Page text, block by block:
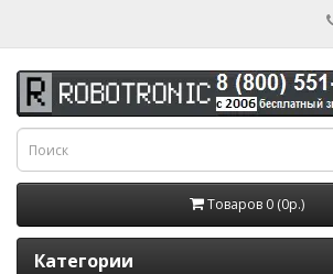
Товаров 0 (0р.)
Категории